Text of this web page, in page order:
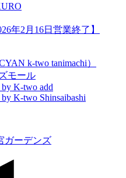
年2月16日営業終了】
k-two tanimachi）
モール
K-two add
K-two Shinsaibashi
ガーデンズ